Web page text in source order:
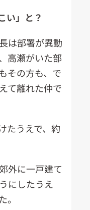
い」と？
は部署が異動
高瀬がいた部
その方も、で
て離れた仲で
たうえで、約
外に一戸建て
にしたうえ
。